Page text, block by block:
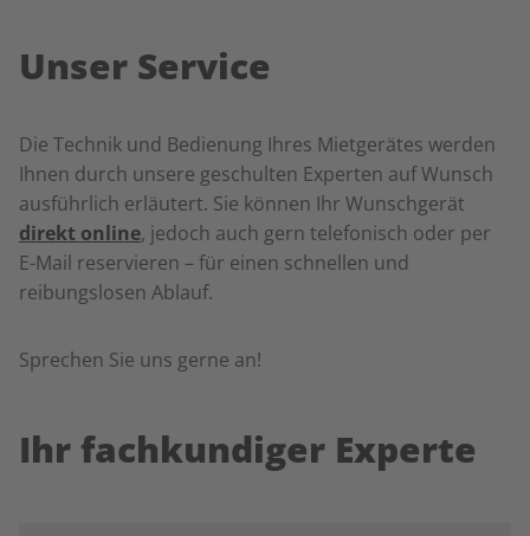
Unser Service
Die Technik und Bedienung Ihres Mietgerätes werden
Ihnen durch unsere geschulten Experten auf Wunsch
ausführlich erläutert. Sie können Ihr Wunschgerät
direkt online, jedoch auch gern telefonisch oder per
E-Mail reservieren – für einen schnellen und
reibungslosen Ablauf.
Sprechen Sie uns gerne an!
Ihr fachkundiger Experte